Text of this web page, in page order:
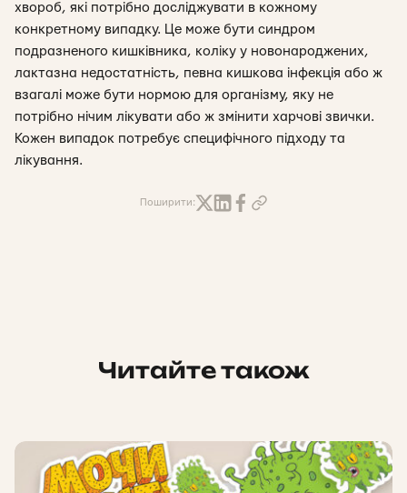
хвороб, які потрібно досліджувати в кожному
конкретному випадку. Це може бути синдром
подразненого кишківника, коліку у новонароджених,
лактазна недостатність, певна кишкова інфекція або ж
взагалі може бути нормою для організму, яку не
потрібно нічим лікувати або ж змінити харчові звички.
Кожен випадок потребує специфічного підходу та
лікування.
Поширити:
Читайте також